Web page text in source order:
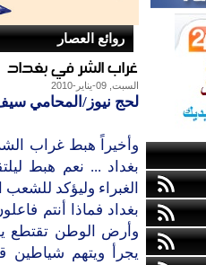
روائع العصار
غراب الشر في بغداد
السبت, 09-يناير-2010
لحج نيوز/المحامي
وأخيراً هبط غراب
بغداد ... نعم هبط
الغبراء وليؤكد
بغداد فماذا أنتم
وأرض الوطن تقتطع
يجرأ ويتهم شياطين